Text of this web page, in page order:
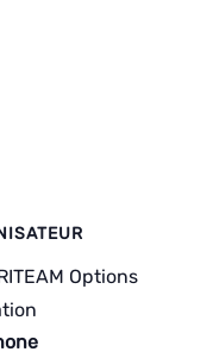
Options